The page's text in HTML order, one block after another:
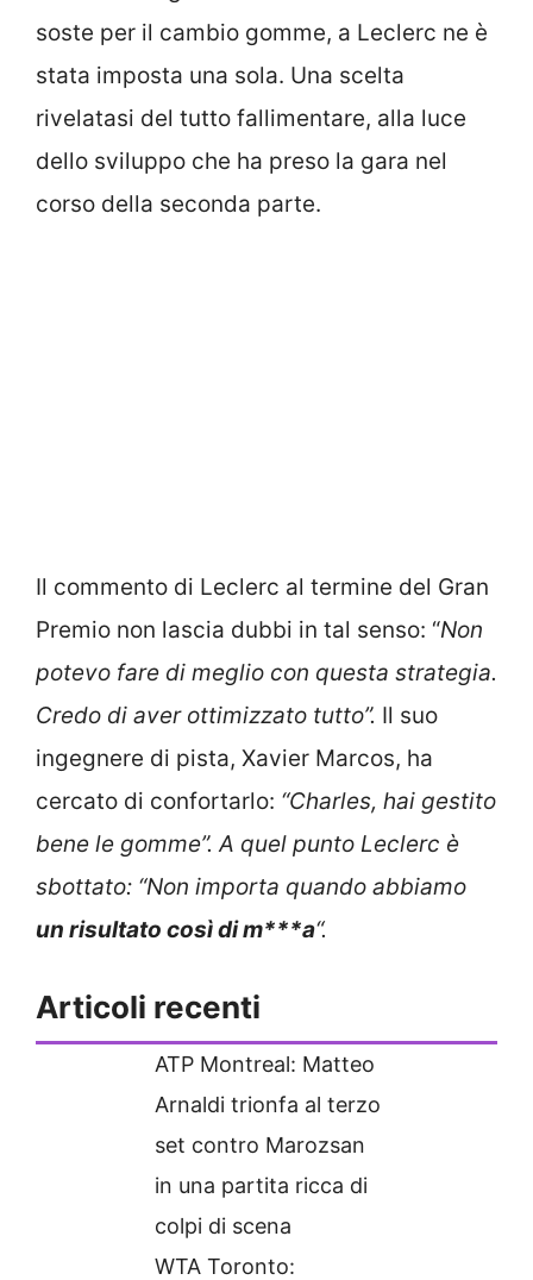
soste per il cambio gomme, a Leclerc ne è
stata imposta una sola. Una scelta
rivelatasi del tutto fallimentare, alla luce
dello sviluppo che ha preso la gara nel
corso della seconda parte.
Il commento di Leclerc al termine del Gran
Premio non lascia dubbi in tal senso: “Non
potevo fare di meglio con questa strategia.
Credo di aver ottimizzato tutto”. Il suo
ingegnere di pista, Xavier Marcos, ha
cercato di confortarlo: “Charles, hai gestito
bene le gomme”. A quel punto Leclerc è
sbottato: “Non importa quando abbiamo
un risultato così di m***a“.
Articoli recenti
ATP Montreal: Matteo
Arnaldi trionfa al terzo
set contro Marozsan
in una partita ricca di
colpi di scena
WTA Toronto: